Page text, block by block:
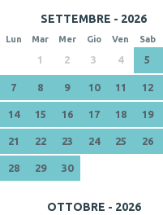
SETTEMBRE - 2026
Lun Mar Mer Gio Ven Sab
1 2 3 4 5
7 8 9 10 11 12
14 15 16 17 18 19
21 22 23 24 25 26
28 29 30
OTTOBRE - 2026